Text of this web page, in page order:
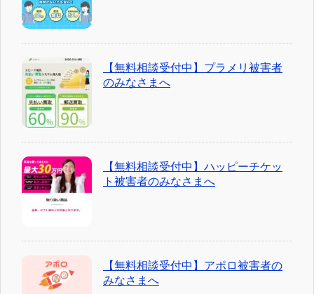
【無料相談受付中】プラメリ被害者
のみなさまへ
【無料相談受付中】ハッピーチケッ
ト被害者のみなさまへ
【無料相談受付中】アポロ被害者の
みなさまへ